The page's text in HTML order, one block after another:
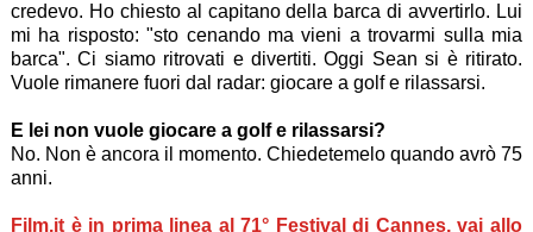
credevo. Ho chiesto al capitano della barca di avvertirlo. Lui
mi ha risposto: "sto cenando ma vieni a trovarmi sulla mia
barca". Ci siamo ritrovati e divertiti. Oggi Sean si è ritirato.
Vuole rimanere fuori dal radar: giocare a golf e rilassarsi.
E lei non vuole giocare a golf e rilassarsi?
No. Non è ancora il momento. Chiedetemelo quando avrò 75
anni.
Film.it è in prima linea al 71° Festival di Cannes, vai allo